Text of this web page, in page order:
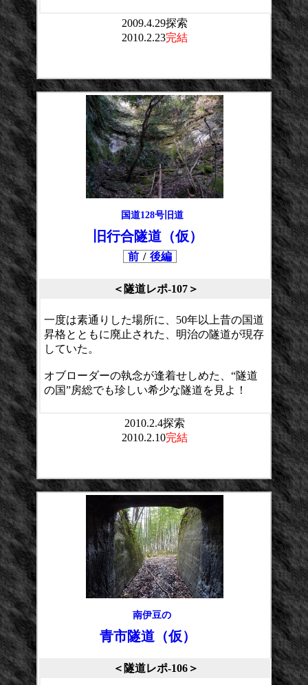
2009.4.29探索
2010.2.23完結
国道128号旧道
旧行合隧道（仮）
前 / 後編
＜隧道レポ-107＞
一度は素通りした場所に、50年以上昔の国道
昇格とともに廃止された、明治の隧道が現存
していた。
オブローダーの執念が逢着せしめた、“隧道
の国”房総でも珍しい希少な隧道を見よ！
2010.2.4探索
2010.2.10完結
南伊豆の
青市隧道（仮）
＜隧道レポ-106＞